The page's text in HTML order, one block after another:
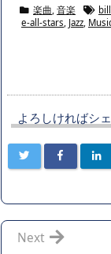
楽曲 音楽
e-all-stars Jazz
よろしければシ
Next